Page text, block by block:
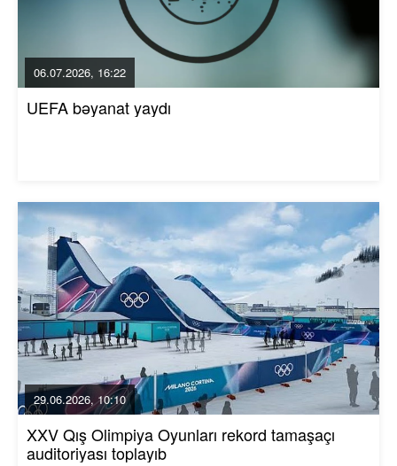
06.07.2026, 16:22
UEFA bəyanat yaydı
29.06.2026, 10:10
XXV Qış Olimpiya Oyunları rekord tamaşaçı
auditoriyası toplayıb